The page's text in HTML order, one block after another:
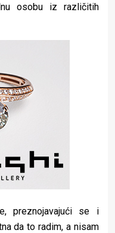
osobu iz različitih
preznojavajući se i
da to radim, a nisam